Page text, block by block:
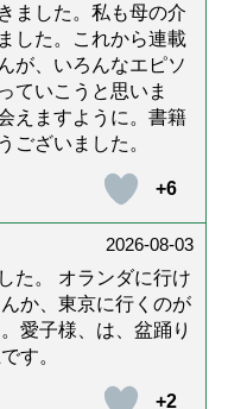
ました。私も母の介
した。これから連載
が、いろんなエピソ
ていこうと思いま
えますように。書籍
ございました。
+6
2026-08-03
た。 オランダに行け
か、東京に行くのが
愛子様、は、盆踊り
す。
+2